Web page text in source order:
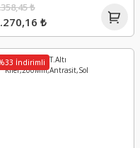
₺
₺
İndirimli